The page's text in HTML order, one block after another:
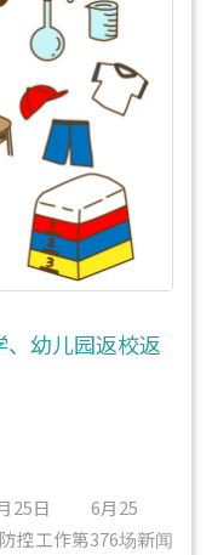
幼儿园返校返
月25日 6月25
控工作第376场新闻